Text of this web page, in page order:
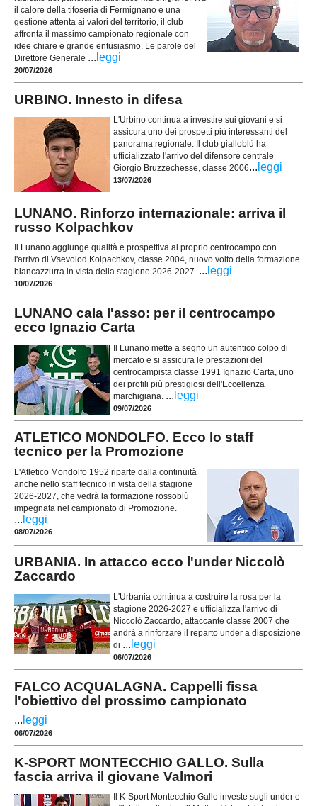
il calore della tifoseria di Fermignano e una
gestione attenta ai valori del territorio, il club
affronta il massimo campionato regionale con
idee chiare e grande entusiasmo. Le parole del
Direttore Generale ... leggi
20/07/2026
URBINO. Innesto in difesa
L'Urbino continua a investire sui giovani e si
assicura uno dei prospetti più interessanti del
panorama regionale. Il club gialloblù ha
ufficializzato l'arrivo del difensore centrale
Giorgio Bruzzechesse, classe 2006... leggi
13/07/2026
LUNANO. Rinforzo internazionale: arriva il
russo Kolpachkov
Il Lunano aggiunge qualità e prospettiva al proprio centrocampo con
l'arrivo di Vsevolod Kolpachkov, classe 2004, nuovo volto della formazione
biancazzurra in vista della stagione 2026-2027. ... leggi
10/07/2026
LUNANO cala l'asso: per il centrocampo
ecco Ignazio Carta
Il Lunano mette a segno un autentico colpo di
mercato e si assicura le prestazioni del
centrocampista classe 1991 Ignazio Carta, uno
dei profili più prestigiosi dell'Eccellenza
marchigiana. ... leggi
09/07/2026
ATLETICO MONDOLFO. Ecco lo staff
tecnico per la Promozione
L'Atletico Mondolfo 1952 riparte dalla continuità
anche nello staff tecnico in vista della stagione
2026-2027, che vedrà la formazione rossoblù
impegnata nel campionato di Promozione.
... leggi
08/07/2026
URBANIA. In attacco ecco l'under Niccolò
Zaccardo
L'Urbania continua a costruire la rosa per la
stagione 2026-2027 e ufficializza l'arrivo di
Niccolò Zaccardo, attaccante classe 2007 che
andrà a rinforzare il reparto under a disposizione
di ... leggi
06/07/2026
FALCO ACQUALAGNA. Cappelli fissa
l'obiettivo del prossimo campionato
... leggi
06/07/2026
K-SPORT MONTECCHIO GALLO. Sulla
fascia arriva il giovane Valmori
Il K-Sport Montecchio Gallo investe sugli under e